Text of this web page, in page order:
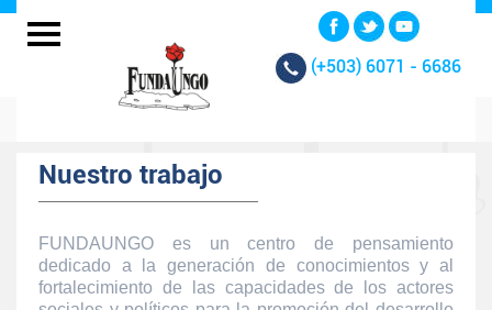
(+503) 6071 - 6686
Nuestro trabajo
FUNDAUNGO es un centro de pensamiento
dedicado a la generación de conocimientos y al
fortalecimiento de las capacidades de los actores